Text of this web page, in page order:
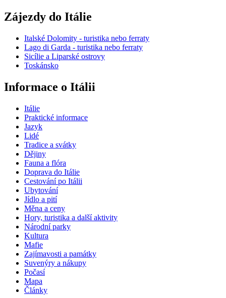
Zájezdy do Itálie
Italské Dolomity - turistika nebo ferraty
Lago di Garda - turistika nebo ferraty
Sicílie a Liparské ostrovy
Toskánsko
Informace o Itálii
Itálie
Praktické informace
Jazyk
Lidé
Tradice a svátky
Dějiny
Fauna a flóra
Doprava do Itálie
Cestování po Itálii
Ubytování
Jídlo a pití
Měna a ceny
Hory, turistika a další aktivity
Národní parky
Kultura
Mafie
Zajímavosti a památky
Suvenýry a nákupy
Počasí
Mapa
Články